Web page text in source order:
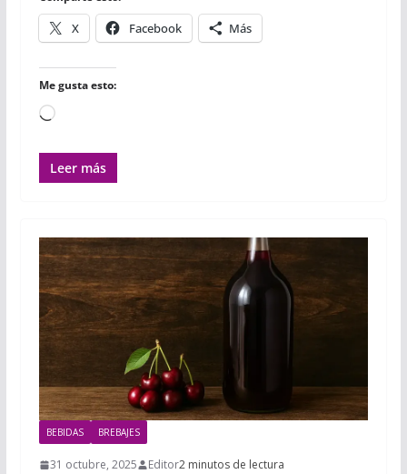
X Facebook Más
Me gusta esto:
Cargando...
Leer más
BEBIDAS BREBAJES
31 octubre, 2025 Editor2 minutos de lectura